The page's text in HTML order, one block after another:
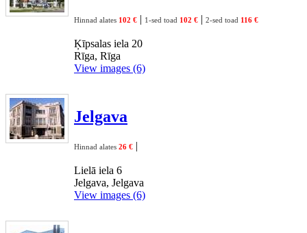
Hinnad alates 102 € | 1-sed toad 102 € | 2-sed toad 116 €
Ķīpsalas iela 20
Rīga, Rīga
View images (6)
Jelgava
Hinnad alates 26 € |
Lielā iela 6
Jelgava, Jelgava
View images (6)